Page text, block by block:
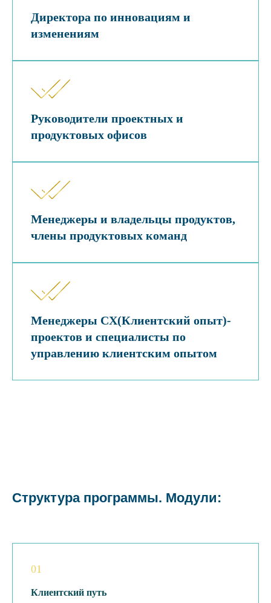
Директора по инновациям и
изменениям
Руководители проектных и
продуктовых офисов
Менеджеры и владельцы продуктов,
члены продуктовых команд
Менеджеры CX(Клиентский опыт)-
проектов и специалисты по
управлению клиентским опытом
Структура программы. Модули:
01
Клиентский путь